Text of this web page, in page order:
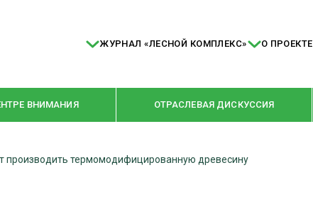
ЖУРНАЛ «ЛЕСНОЙ КОМПЛЕКС» О ПРОЕКТЕ
ВНИМАНИЯ ОТРАСЛЕВАЯ ДИСКУССИЯ
РУБРИКИ
производить термомодифицированную древесину